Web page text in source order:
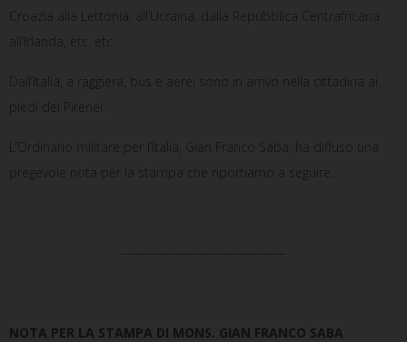
Croazia alla Lettonia, all’Ucraina, dalla Repubblica Centrafricana
all’Irlanda, etc. etc.
Dall’Italia, a raggiera, bus e aerei sono in arrivo nella cittadina ai
piedi dei Pirenei.
L’Ordinario militare per l’Italia, Gian Franco Saba, ha diffuso una
pregevole nota per la stampa che riportiamo a seguire.
NOTA PER LA STAMPA DI MONS. GIAN FRANCO SABA